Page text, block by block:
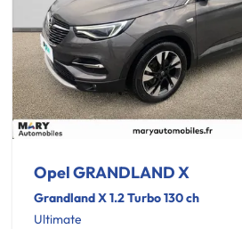
Opel GRANDLAND X
Grandland X 1.2 Turbo 130 ch
Ultimate